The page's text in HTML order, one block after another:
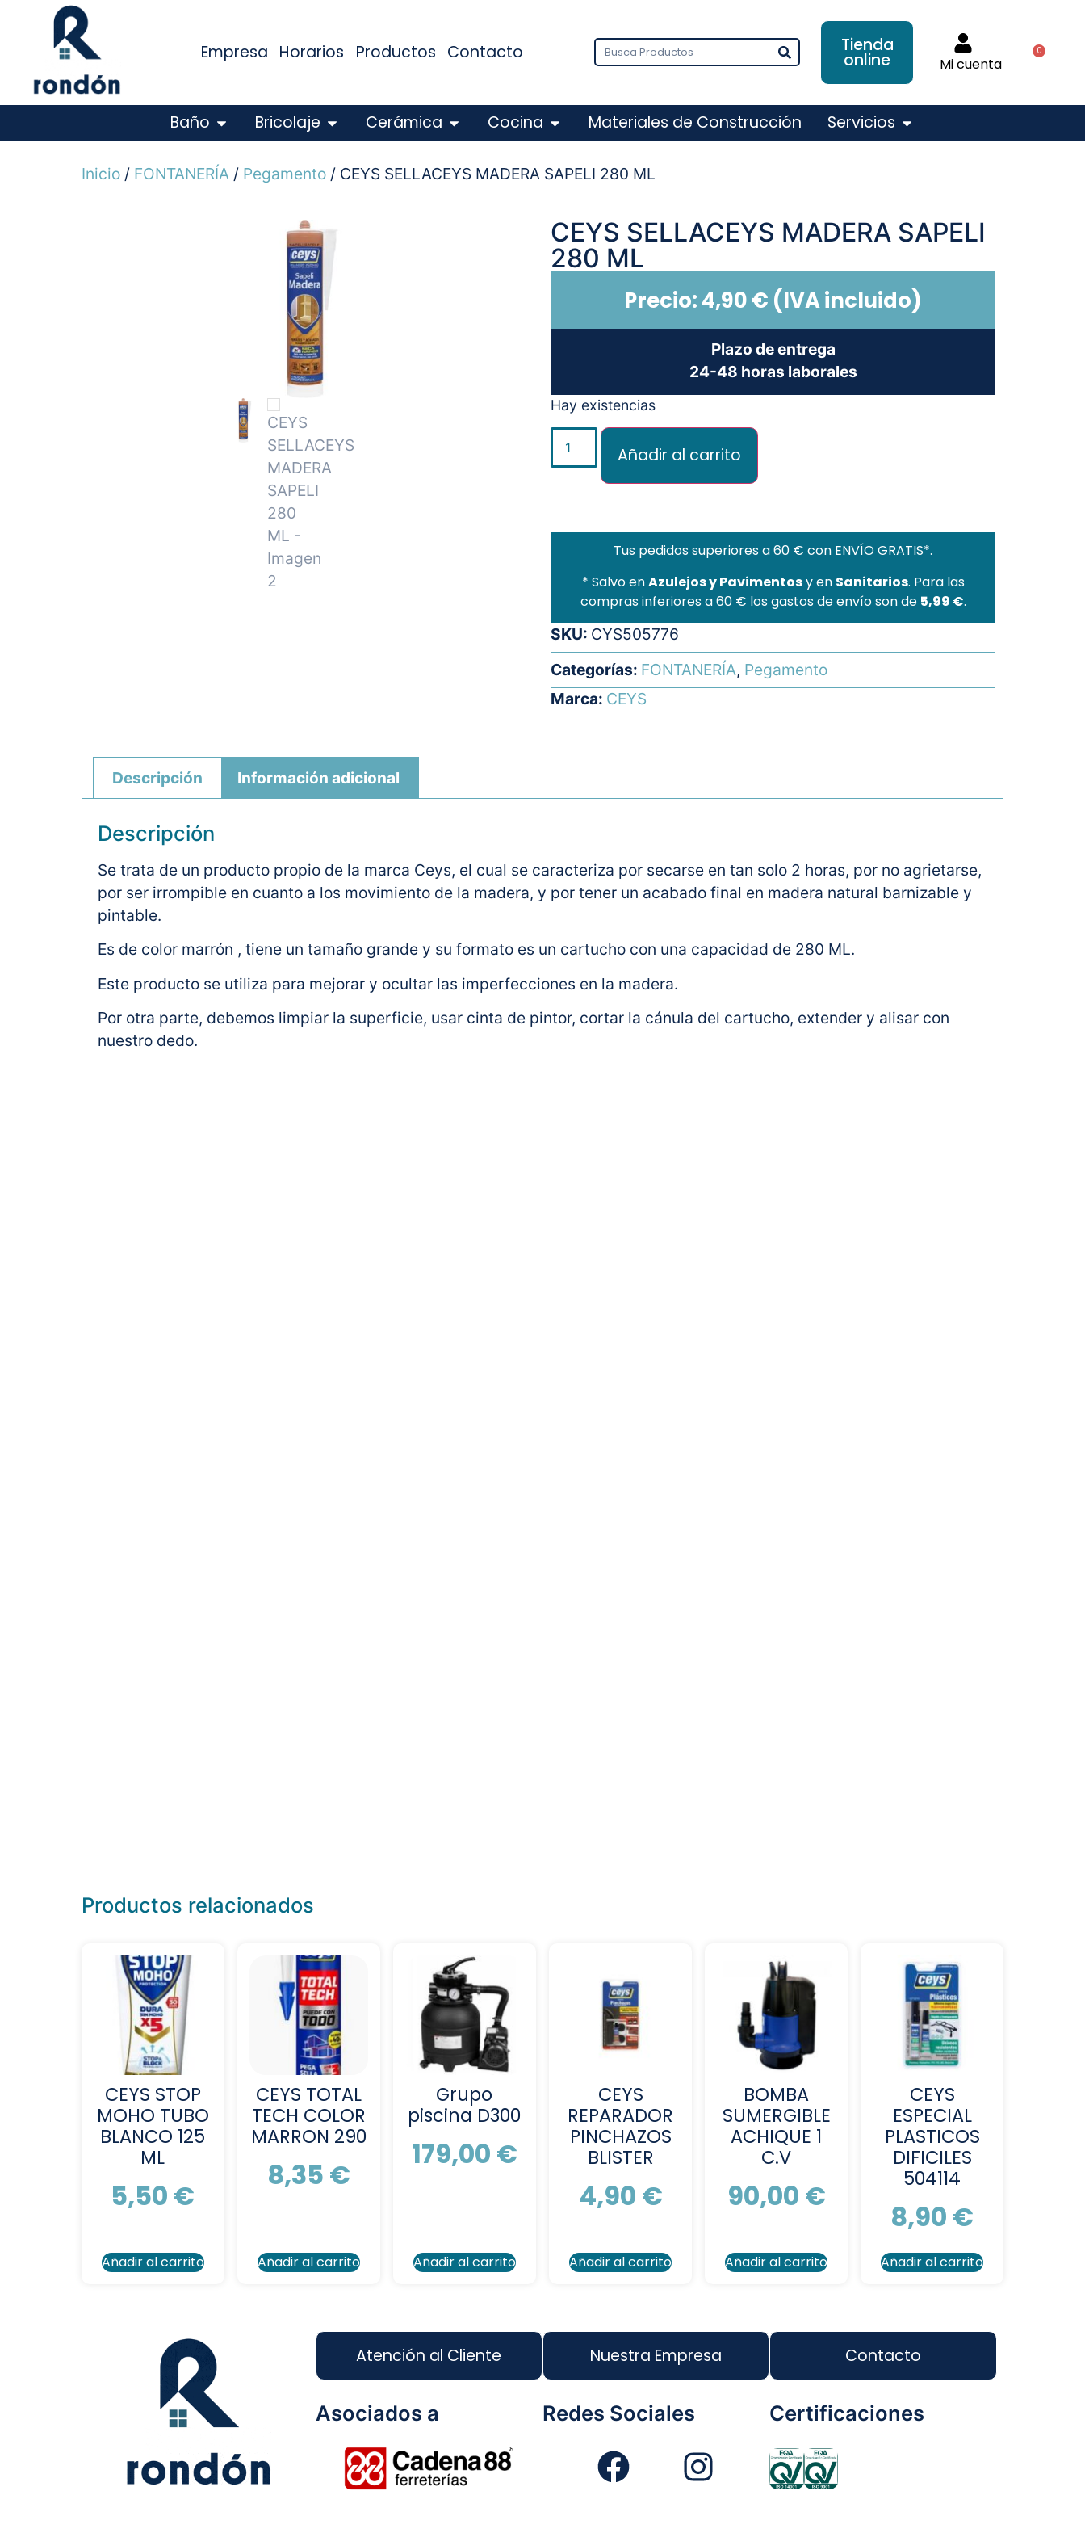
Empresa Horarios Productos Contacto Tienda
online Mi cuenta
0
Baño Bricolaje Cerámica Cocina Materiales de Construcción Servicios
Inicio/ FONTANERÍA/ Pegamento/ CEYS SELLACEYS MADERA SAPELI 280 ML
CEYS SELLACEYS MADERA SAPELI
280 ML
Precio:4,90€ (IVA incluido)
Plazo de entrega
24-48 horas laborales
Hay existencias
Añadir al carrito
Tus pedidos superiores a 60 € con ENVÍO GRATIS*.
* Salvo enAzulejos y Pavimentosy en Sanitarios. Para las
compras inferiores a 60 € los gastos de envío son de 5,99 €.
SKU: CYS505776
Categorías: FONTANERÍA, Pegamento
Marca: CEYS
Descripción Información adicional
Descripción
Se trata de un producto propio de la marca Ceys, el cual se caracteriza por secarse en tan solo 2 horas, por no agrietarse,
por ser irrompible en cuanto a los movimiento de la madera, y por tener un acabado final en madera natural barnizable y
pintable.
Es de color marrón , tiene un tamaño grande y su formato es un cartucho con una capacidad de 280 ML.
Este producto se utiliza para mejorar y ocultar las imperfecciones en la madera.
Por otra parte, debemos limpiar la superficie, usar cinta de pintor, cortar la cánula del cartucho, extender y alisar con
nuestro dedo.
Productos relacionados
CEYS STOP
MOHO TUBO
BLANCO 125
ML
5,50 €
Añadir al carrito
CEYS TOTAL
TECH COLOR
MARRON 290
8,35 €
Añadir al carrito
Grupo
piscina D300
179,00 €
Añadir al carrito
CEYS
REPARADOR
PINCHAZOS
BLISTER
4,90 €
Añadir al carrito
BOMBA
SUMERGIBLE
ACHIQUE 1
C.V
90,00 €
Añadir al carrito
CEYS
ESPECIAL
PLASTICOS
DIFICILES
504114
8,90 €
Añadir al carrito
Atención al Cliente
Asociados a
Nuestra Empresa
Redes Sociales
Contacto
Certificaciones